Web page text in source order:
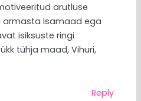
arutluse
Isamaad ega
isiksuste ringi
tühja maad, Vihuri,
Reply